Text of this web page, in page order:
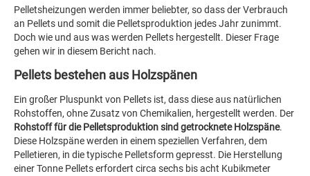
Pelletsheizungen werden immer beliebter, so dass der Verbrauch
an Pellets und somit die Pelletsproduktion jedes Jahr zunimmt.
Doch wie und aus was werden Pellets hergestellt. Dieser Frage
gehen wir in diesem Bericht nach.
Pellets bestehen aus Holzspänen
Ein großer Pluspunkt von Pellets ist, dass diese aus natürlichen
Rohstoffen, ohne Zusatz von Chemikalien, hergestellt werden. Der
Rohstoff für die Pelletsproduktion sind getrocknete Holzspäne.
Diese Holzspäne werden in einem speziellen Verfahren, dem
Pelletieren, in die typische Pelletsform gepresst. Die Herstellung
einer Tonne Pellets erfordert circa sechs bis acht Kubikmeter